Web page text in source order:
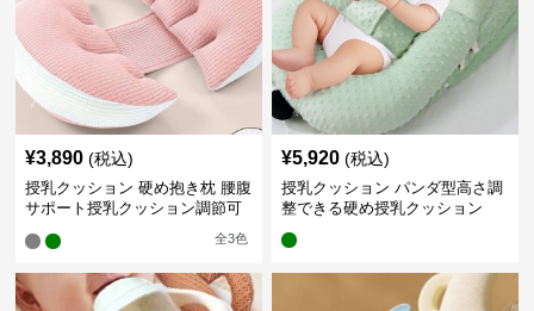
¥3,890 (税込)
授乳クッション 硬め抱き枕 腰腹
サポート授乳クッション調節可
全3色
¥5,920 (税込)
授乳クッション パンダ型高さ調
整できる硬め授乳クッション